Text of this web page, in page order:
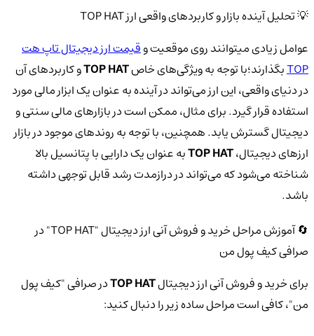
💡 تحلیل آینده بازار و کاربردهای واقعی ارز TOP HAT
عوامل زیادی میتوانند روی موقعیت وقیمت ارز دیجیتال تاپ هت
TOPبگذارند؛با توجه به ویژگی‌های خاصTOP HATو کاربردهای آن
در دنیای واقعی، این ارز می‌تواند در آینده به عنوان یک ابزار مالی مورد
استفاده قرار گیرد. برای مثال، ممکن است در بازارهای مالی سنتی و
دیجیتال گسترش یابد. همچنین، با توجه به روندهای موجود در بازار
ارزهای دیجیتال،TOP HATبه عنوان یک دارایی با پتانسیل بالا
شناخته می‌شود که می‌تواند در درازمدت رشد قابل توجهی داشته
باشد.
🔄 آموزش مراحل خرید و فروش آنی ارز دیجیتال "TOP HAT" در
صرافی کیف پول من
برای خرید و فروش آنی ارز دیجیتالTOP HATدر صرافی "کیف پول
من"، کافی است مراحل ساده زیر را دنبال کنید: